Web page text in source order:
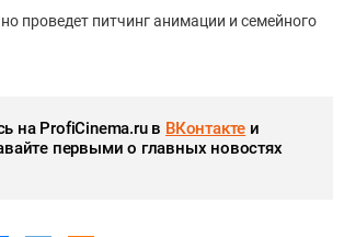
проведет питчинг анимации и семейного
на ProfiCinema.ru в ВКонтакте и
первыми о главных новостях